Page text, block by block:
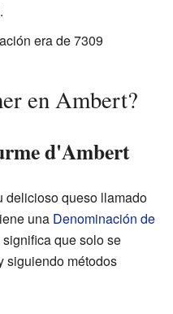
era de 7309
en Ambert?
d'Ambert
delicioso queso llamado
una Denominación de
significa que solo se
siguiendo métodos